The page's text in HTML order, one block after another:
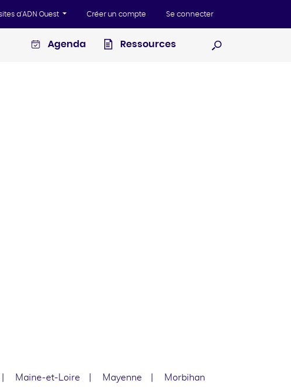
sites d'ADN Ouest Créer un compte Se connecter
Agenda
Ressources
Maine-et-Loire Mayenne
Morbihan